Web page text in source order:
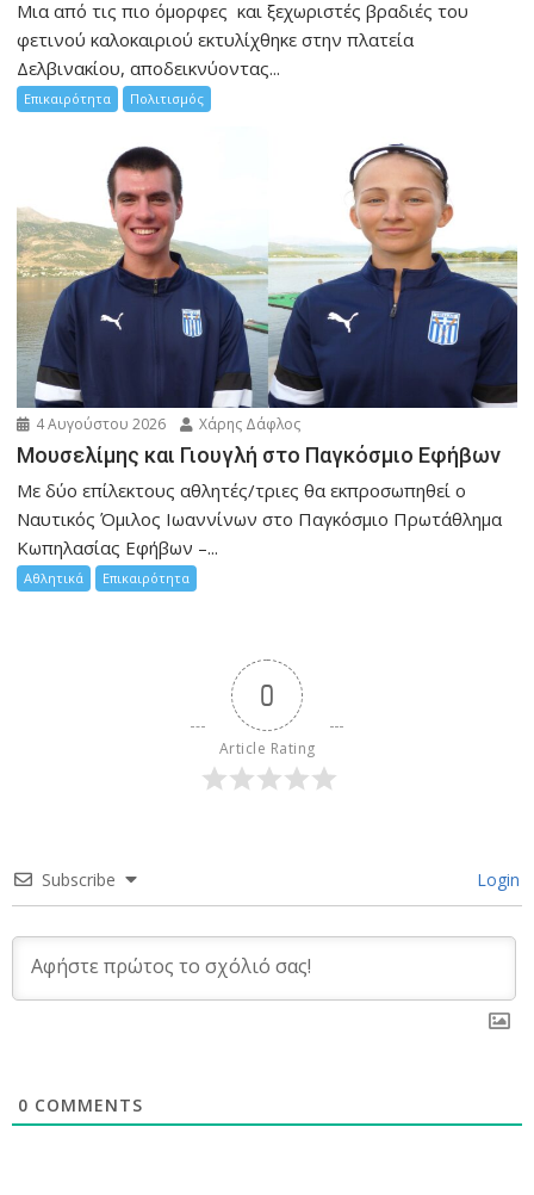
Μια από τις πιο όμορφες και ξεχωριστές βραδιές του
φετινού καλοκαιριού εκτυλίχθηκε στην πλατεία
Δελβινακίου, αποδεικνύοντας...
Επικαιρότητα Πολιτισμός
4 Αυγούστου 2026 Χάρης Δάφλος
Μουσελίμης και Γιουγλή στο Παγκόσμιο Εφήβων
Mε δύο επίλεκτους αθλητές/τριες θα εκπροσωπηθεί ο
Ναυτικός Όμιλος Ιωαννίνων στο Παγκόσμιο Πρωτάθλημα
Κωπηλασίας Εφήβων –...
Αθλητικά Επικαιρότητα
0
Article Rating
Subscribe Login
0 COMMENTS